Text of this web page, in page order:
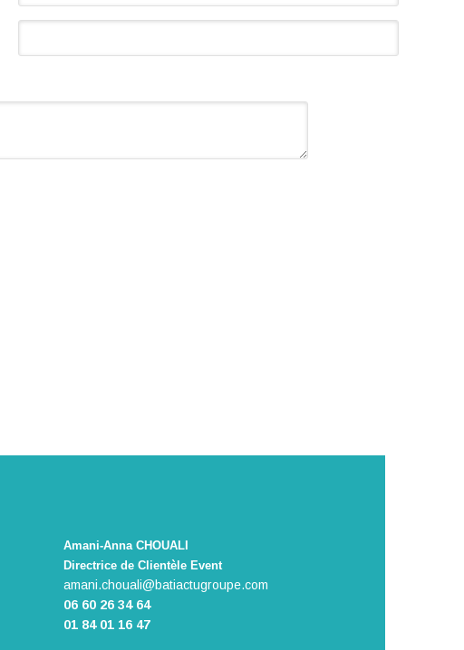
Amani-Anna CHOUALI
Directrice de Clientèle Event
amani.chouali@batiactugroupe.com
​06 60 26 34 64
01 84 01 16 47